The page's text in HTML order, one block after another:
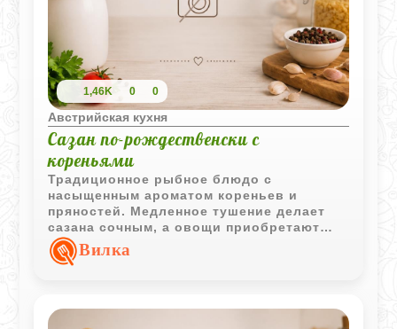
1,46K 0 0
Австрийская кухня
Сазан по-рождественски с
кореньями
Традиционное рыбное блюдо с
насыщенным ароматом кореньев и
пряностей. Медленное тушение делает
сазана сочным, а овощи приобретают
глубокий и выразительный вкус.
Вилка